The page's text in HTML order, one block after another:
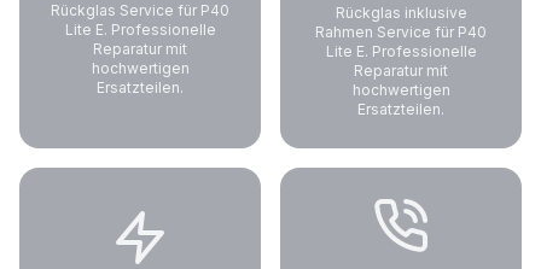
Rückglas Service für P40
Lite E. Professionelle
Reparatur mit
hochwertigen
Ersatzteilen.
Rückglas inklusive
Rahmen Service für P40
Lite E. Professionelle
Reparatur mit
hochwertigen
Ersatzteilen.